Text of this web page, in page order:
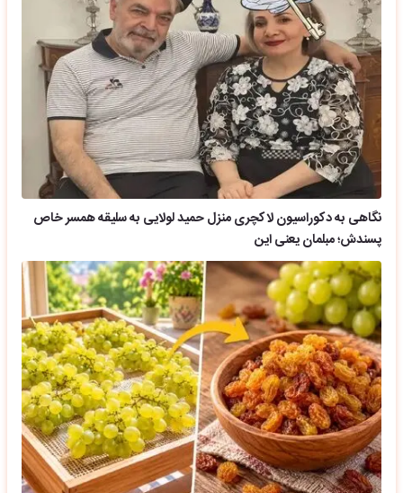
نگاهی به دکوراسیون لاکچری منزل حمید لولایی به سلیقه همسر خاص
پسندش؛ مبلمان یعنی این